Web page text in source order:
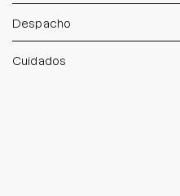
Despacho
Cuidados